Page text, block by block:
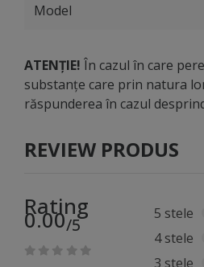
Model
ATENȚIE! În cazul în care
substanțe care prin natura
răspunderea în cazul
REVIEW PRODUS
Rating
0.00/5
5 stele
4 stele
3 stele